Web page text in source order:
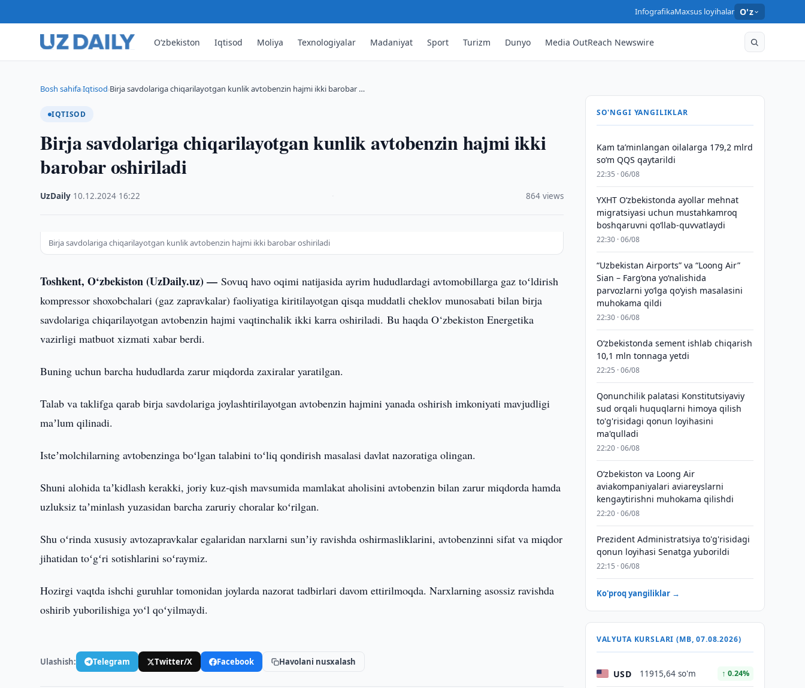
InfografikaMaxsus loyihalar O'z
O‘zbekiston Iqtisod Moliya Texnologiyalar Madaniyat Sport Turizm Dunyo Media OutReach Newswire
Bosh sahifa›Iqtisod›Birja savdolariga chiqarilayotgan kunlik avtobenzin hajmi ikki barobar …
IQTISOD
Birja savdolariga chiqarilayotgan kunlik avtobenzin hajmi ikki
barobar oshiriladi
UzDaily 10.12.2024 16:22 864 views
Birja savdolariga chiqarilayotgan kunlik avtobenzin hajmi ikki barobar oshiriladi
Toshkent, O‘zbekiston (UzDaily.uz) —Sovuq havo oqimi natijasida ayrim hududlardagi avtomobillarga gaz toʻldirish
kompressor shoxobchalari (gaz zapravkalar) faoliyatiga kiritilayotgan qisqa muddatli cheklov munosabati bilan birja
savdolariga chiqarilayotgan avtobenzin hajmi vaqtinchalik ikki karra oshiriladi. Bu haqda O‘zbekiston Energetika
vazirligi matbuot xizmati xabar berdi.
Buning uchun barcha hududlarda zarur miqdorda zaxiralar yaratilgan.
Talab va taklifga qarab birja savdolariga joylashtirilayotgan avtobenzin hajmini yanada oshirish imkoniyati mavjudligi
maʼlum qilinadi.
Isteʼmolchilarning avtobenzinga boʻlgan talabini toʻliq qondirish masalasi davlat nazoratiga olingan.
Shuni alohida taʼkidlash kerakki, joriy kuz-qish mavsumida mamlakat aholisini avtobenzin bilan zarur miqdorda hamda
uzluksiz taʼminlash yuzasidan barcha zaruriy choralar koʻrilgan.
Shu oʻrinda xususiy avtozapravkalar egalaridan narxlarni sunʼiy ravishda oshirmasliklarini, avtobenzinni sifat va miqdor
jihatidan toʻgʻri sotishlarini soʻraymiz.
Hozirgi vaqtda ishchi guruhlar tomonidan joylarda nazorat tadbirlari davom ettirilmoqda. Narxlarning asossiz ravishda
oshirib yuborilishiga yoʻl qoʻyilmaydi.
Ulashish: Telegram Twitter/X Facebook Havolani nusxalash
SO'NGGI YANGILIKLAR
Kam taʼminlangan oilalarga 179,2 mlrd
so‘m QQS qaytarildi
22:35 · 06/08
YXHT O‘zbekistonda ayollar mehnat
migratsiyasi uchun mustahkamroq
boshqaruvni qo‘llab-quvvatlaydi
22:30 · 06/08
“Uzbekistan Airports” va “Loong Air”
Sian – Farg‘ona yo‘nalishida
parvozlarni yo‘lga qo‘yish masalasini
muhokama qildi
22:30 · 06/08
O‘zbekistonda sement ishlab chiqarish
10,1 mln tonnaga yetdi
22:25 · 06/08
Qonunchilik palatasi Konstitutsiyaviy
sud orqali huquqlarni himoya qilish
to'g'risidagi qonun loyihasini
ma'qulladi
22:20 · 06/08
Oʻzbekiston va Loong Air
aviakompaniyalari aviareyslarni
kengaytirishni muhokama qilishdi
22:20 · 06/08
Prezident Administratsiya to'g'risidagi
qonun loyihasi Senatga yuborildi
22:15 · 06/08
Ko'proq yangiliklar →
VALYUTA KURSLARI (MB, 07.08.2026)
USD 11915,64 so'm ↑ 0.24%